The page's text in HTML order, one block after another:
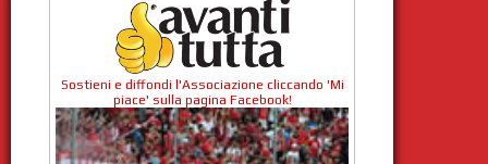
Sostieni e diffondi l'Associazione cliccando 'Mi
piace' sulla pagina Facebook!